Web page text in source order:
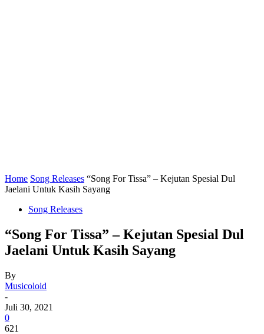
Home Song Releases “Song For Tissa” – Kejutan Spesial Dul
Jaelani Untuk Kasih Sayang
Song Releases
“Song For Tissa” – Kejutan Spesial Dul
Jaelani Untuk Kasih Sayang
By
Musicoloid
-
Juli 30, 2021
0
621